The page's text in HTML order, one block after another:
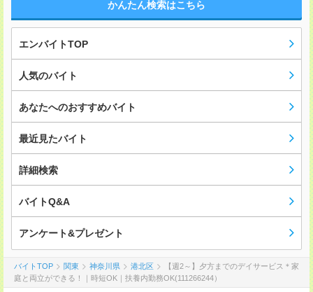
かんたん検索はこちら
エンバイトTOP
人気のバイト
あなたへのおすすめバイト
最近見たバイト
詳細検索
バイトQ&A
アンケート&プレゼント
バイトTOP 関東 神奈川県 港北区
【週2～】夕方までのデイサービス＊家
庭と両立ができる！｜時短OK｜扶養内勤務OK(111266244）